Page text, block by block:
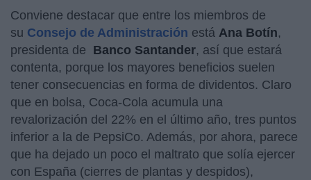
Conviene destacar que entre los miembros de
su Consejo de Administración está Ana Botín,
presidenta de Banco Santander, así que estará
contenta, porque los mayores beneficios suelen
tener consecuencias en forma de dividentos. Claro
que en bolsa, Coca-Cola acumula una
revalorización del 22% en el último año, tres puntos
inferior a la de PepsiCo. Además, por ahora, parece
que ha dejado un poco el maltrato que solía ejercer
con España (cierres de plantas y despidos),